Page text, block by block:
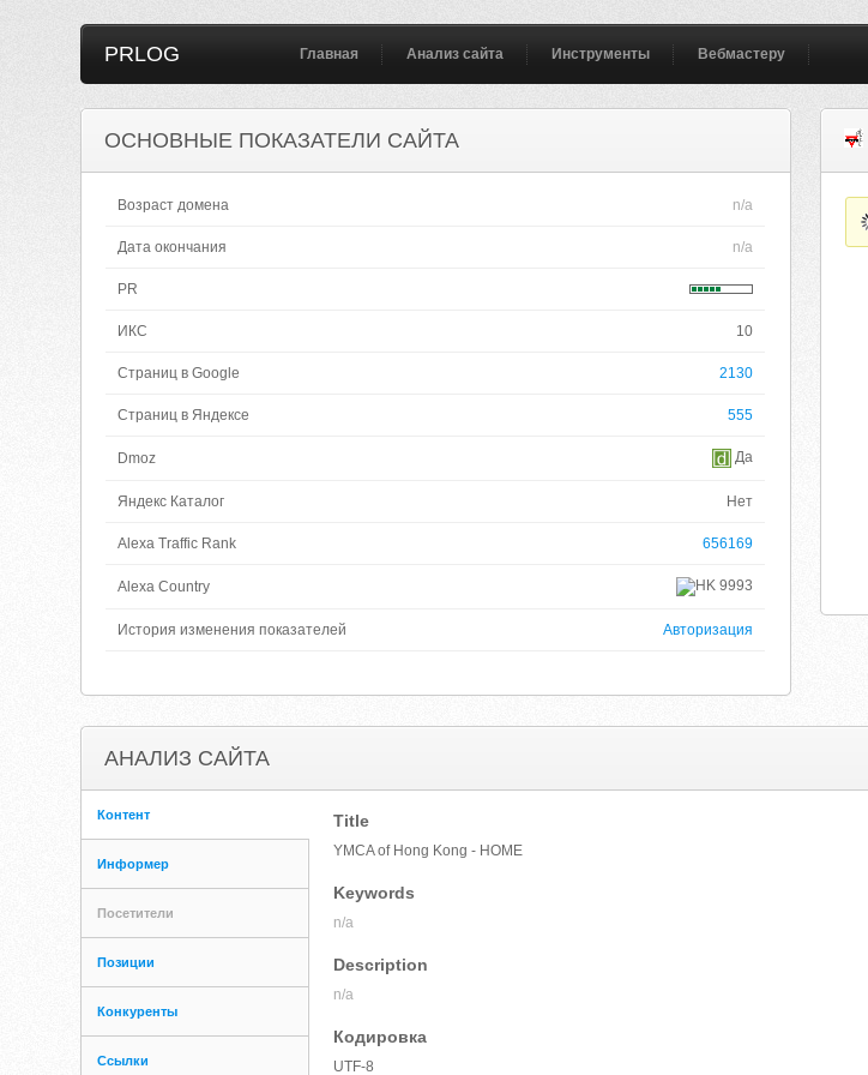
PRLOG Главная Анализ сайта Инструменты Вебмастеру
ОСНОВНЫЕ ПОКАЗАТЕЛИ САЙТА
Возраст домена n/a
Дата окончания n/a
PR
ИКС 10
Страниц в Google 2130
Страниц в Яндексе 555
Dmoz Да
Яндекс Каталог Нет
Alexa Traffic Rank 656169
Alexa Country 9993
История изменения показателей Авторизация
АНАЛИЗ САЙТА
Контент
Информер
Посетители
Позиции
Конкуренты
Ссылки
Title
YMCA of Hong Kong - HOME
Keywords
n/a
Description
n/a
Кодировка
UTF-8